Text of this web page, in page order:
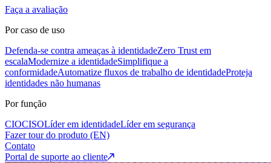
Faça a avaliação
Por caso de uso
Defenda-se contra ameaças à identidadeZero Trust em
escalaModernize a identidadeSimplifique a
conformidadeAutomatize fluxos de trabalho de identidadeProteja
identidades não humanas
Por função
CIOCISOLíder em identidadeLíder em segurança
Fazer tour do produto (EN)
Contato
Portal de suporte ao cliente